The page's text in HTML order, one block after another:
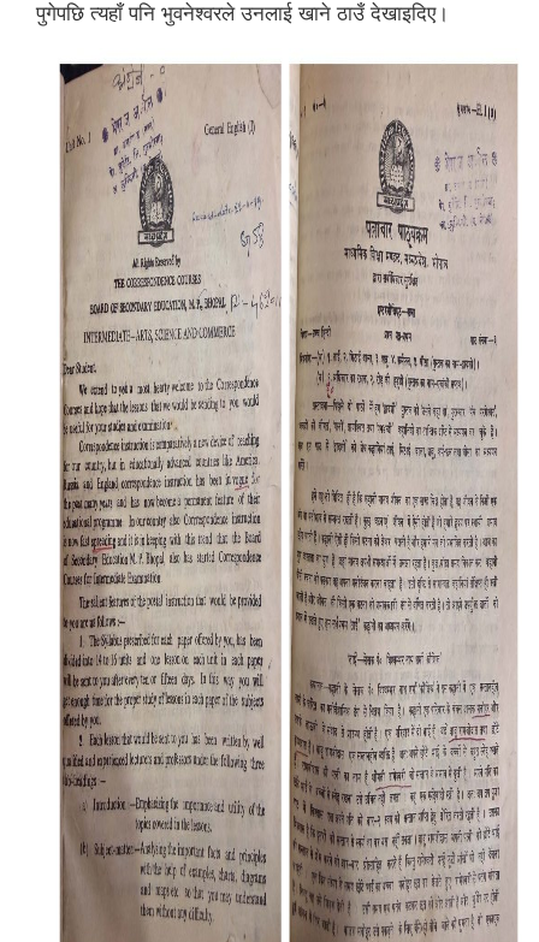
पुगेपछि त्यहाँ पनि भुवनेश्वरले उनलाई खाने ठाउँ देखाइदिए।